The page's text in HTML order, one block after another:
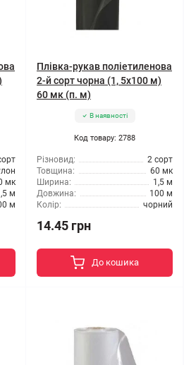
мк
м
м
Плівка-рукав поліетиленова
2-й сорт чорна (1, 5x100 м)
60 мк (п. м)
В наявності
Код товару: 2788
Різновид:
2 сорт
Товщина:
60 мк
Ширина:
1,5 м
Довжина:
100 м
Колір:
чорний
14.45 грн
До кошика